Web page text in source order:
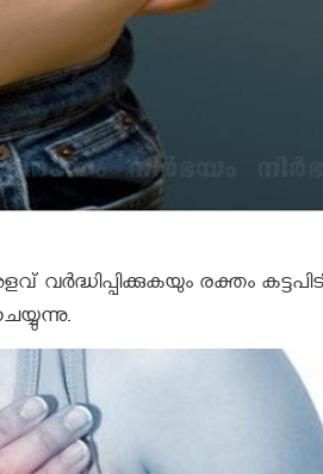
വര്‍ദ്ധിപ്പിക്കുകയും രക്തം